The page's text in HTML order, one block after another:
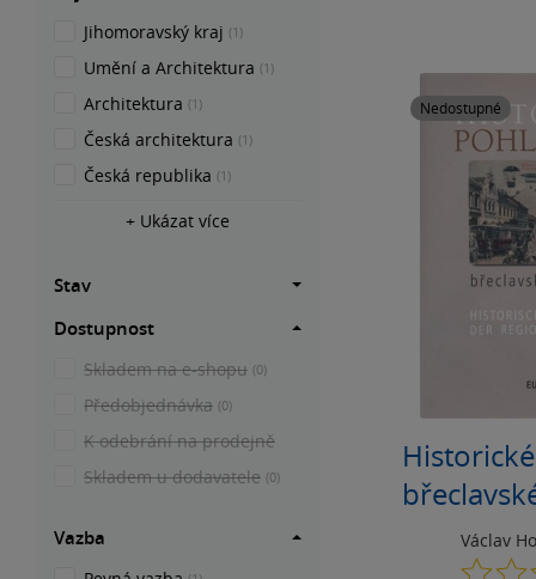
Nedostupné
Václav
Jihomoravský kraj (1)
Umění a Architektura (1)
Architektura (1)
Česká architektura (1)
Česká republika (1)
+ Ukázat více
Stav
Dostupnost
Skladem na e-shopu (0)
Předobjednávka (0)
K odebrání na prodejně
Skladem u dodavatele (0)
Vazba